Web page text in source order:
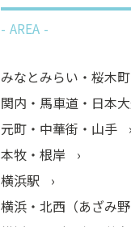
AREA
みなとみらい・桜木
関内・馬車道・日本
元町・中華街・山手
本牧・根岸
横浜駅
横浜・北西（あざみ